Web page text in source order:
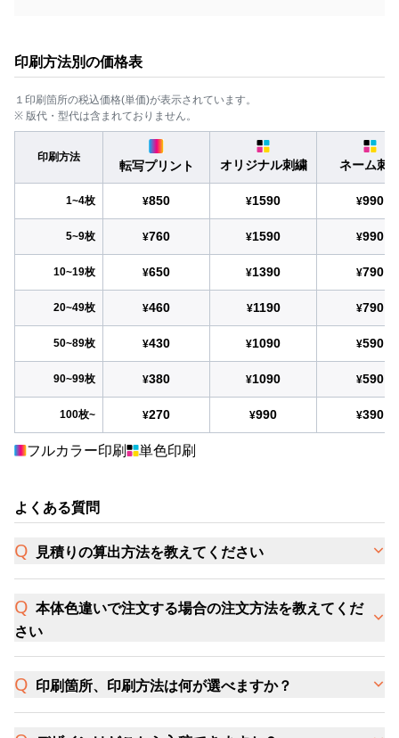
印刷方法別の価格表
１印刷箇所の税込価格(単価)が表示されています。
※ 版代・型代は含まれておりません。
印刷方法
転写プリント オリジナル刺繍 ネーム刺
1~4枚 ¥850 ¥1590 ¥990
5~9枚 ¥760 ¥1590 ¥990
10~19枚 ¥650 ¥1390 ¥790
20~49枚 ¥460 ¥1190 ¥790
50~89枚 ¥430 ¥1090 ¥590
90~99枚 ¥380 ¥1090 ¥590
100枚~ ¥270 ¥990 ¥390
フルカラー印刷 単色印刷
よくある質問
見積りの算出方法を教えてください
本体色違いで注文する場合の注文方法を教えてくだ
さい
印刷箇所、印刷方法は何が選べますか？